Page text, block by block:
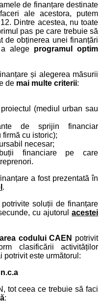
de finanțare destinate
ale acestora, putem
Dintre acestea, nu toate
pas pe care trebuie să
de obținerea unei finanțări
alege programul optim
și alegerea măsurii
de mai multe criterii:
(mediul urban sau
de sprijin financiar
firmă cu istoric);
necesar;
financiare pe care
a fost prezentată în
.
soluții de finanțare
cu ajutorul acestei
codului CAEN potrivit
clasificării activităților
potrivit este următorul:
tot ceea ce trebuie să faci
: